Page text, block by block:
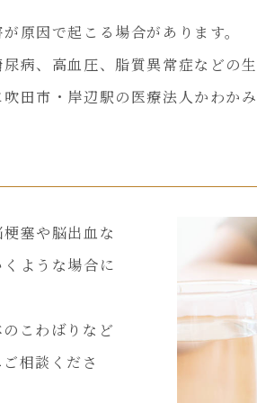
原因で起こる場合があります。
病、高血圧、脂質異常症などの
田市・岸辺駅の医療法人かわか
塞や脳出血な
ような場合に
こわばりなど
相談くださ